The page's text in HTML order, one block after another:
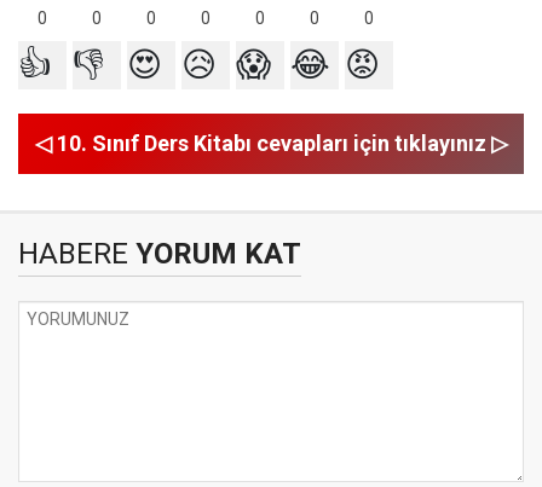
0 0 0 0 0 0 0
👍 👎 😍 😥 😱 😂 😡
◁ 10. Sınıf Ders Kitabı cevapları için tıklayınız ▷
HABERE YORUM KAT